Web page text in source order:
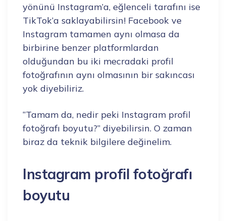
yönünü Instagram’a, eğlenceli tarafını ise
TikTok’a saklayabilirsin! Facebook ve
Instagram tamamen aynı olmasa da
birbirine benzer platformlardan
olduğundan bu iki mecradaki profil
fotoğrafının aynı olmasının bir sakıncası
yok diyebiliriz.
“Tamam da, nedir peki Instagram profil
fotoğrafı boyutu?” diyebilirsin. O zaman
biraz da teknik bilgilere değinelim.
Instagram profil fotoğrafı
boyutu